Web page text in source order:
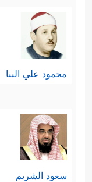
محمود علي البنا
سعود الشريم